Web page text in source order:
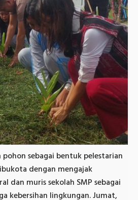
pohon sebagai bentuk pelestarian
dengan mengajak
dan muris sekolah SMP sebagai
kebersihan lingkungan. Jumat,